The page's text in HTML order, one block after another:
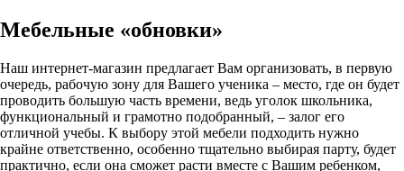
Мебельные «обновки»
Наш интернет-магазин предлагает Вам организовать, в первую
очередь, рабочую зону для Вашего ученика – место, где он будет
проводить большую часть времени, ведь уголок школьника,
функциональный и грамотно подобранный, – залог его
отличной учебы. К выбору этой мебели подходить нужно
крайне ответственно, особенно тщательно выбирая парту, будет
практично, если она сможет расти вместе с Вашим ребенком,